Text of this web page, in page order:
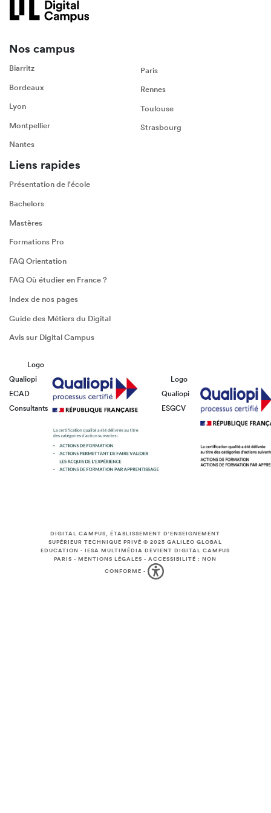
Nos campus
Biarritz
Bordeaux
Lyon
Montpellier
Nantes
Paris
Rennes
Toulouse
Strasbourg
Liens rapides
Présentation de l'école
Bachelors
Mastères
Formations Pro
FAQ Orientation
FAQ Où étudier en France ?
Index de nos pages
Guide des Métiers du Digital
Avis sur Digital Campus
Logo
Qualiopi
ECAD
Consultants
Logo
Qualiopi
ESGCV
DIGITAL CAMPUS, ÉTABLISSEMENT D'ENSEIGNEMENT
SUPÉRIEUR TECHNIQUE PRIVÉ © 2025GALILEO GLOBAL
EDUCATION -IESA MULTIMÉDIA DEVIENT DIGITAL CAMPUS
PARIS -MENTIONS LÉGALES -ACCESSIBILITÉ : NON
CONFORME -